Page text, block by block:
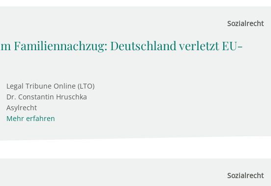
Sozialrecht
Familiennachzug: Deut­sch­land ver­letzt EU-
Legal Tribune Online (LTO)
Dr. Constantin Hruschka
Asylrecht
Mehr erfahren
Sozialrecht